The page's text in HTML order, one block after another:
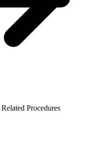
Related Procedures